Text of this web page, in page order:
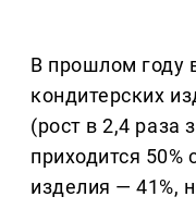
В прошлом году
кондитерских
(рост в 2,4 раза
приходится
изделия — 41%,